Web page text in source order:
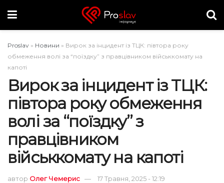
Proslav » Новини » Вирок за інцидент із ТЦК: півтора року
обмеження волі за “поїздку” з правцівником військкомату на
капоті
Вирок за інцидент із ТЦК:
півтора року обмеження
волі за “поїздку” з
правцівником
військкомату на капоті
автор Олег Чемерис 17 Травня, 2025 - 12:19